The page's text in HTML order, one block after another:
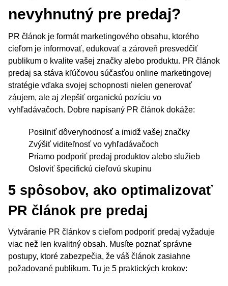
nevyhnutný pre predaj?
PR článok je formát marketingového obsahu, ktorého
cieľom je informovať, edukovať a zároveň presvedčiť
publikum o kvalite vašej značky alebo produktu. PR článok
predaj sa stáva kľúčovou súčasťou online marketingovej
stratégie vďaka svojej schopnosti nielen generovať
záujem, ale aj zlepšiť organickú pozíciu vo
vyhľadávačoch. Dobre napísaný PR článok dokáže:
Posilniť dôveryhodnosť a imidž vašej značky
Zvýšiť viditeľnosť vo vyhľadávačoch
Priamo podporiť predaj produktov alebo služieb
Osloviť špecifickú cieľovú skupinu
5 spôsobov, ako optimalizovať
PR článok pre predaj
Vytváranie PR článkov s cieľom podporiť predaj vyžaduje
viac než len kvalitný obsah. Musíte poznať správne
postupy, ktoré zabezpečia, že váš článok zasiahne
požadované publikum. Tu je 5 praktických krokov: